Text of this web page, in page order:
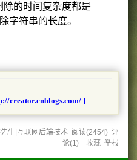
的时间复杂度都是
字符串的长度。
creator.cnblogs.com/ ]
生|互联网后端技术 阅读(2454) 评
论(1 ) 收藏 举报